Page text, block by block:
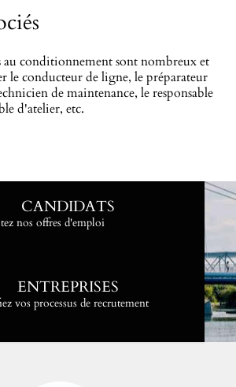
au conditionnement sont nombreux et
le conducteur de ligne, le préparateur
de maintenance, le responsable
d'atelier, etc.
CANDIDATS
nos offres d'emploi
ENTREPRISES
vos processus de recrutement